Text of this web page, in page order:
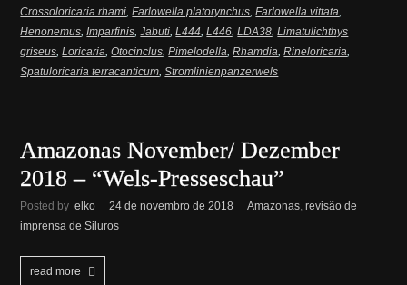
Crossoloricaria rhami,Farlowella platorynchus,Farlowella vittata,
Henonemus,Imparfinis,Jabuti,L444,L446,LDA38,Limatulichthys
griseus,Loricaria,Otocinclus,Pimelodella,Rhamdia,Rineloricaria,
Spatuloricaria terracanticum,Stromlinienpanzerwels
Amazonas November/ Dezember
2018 – “Wels-Presseschau”
Posted by elko 24 de novembro de 2018 Amazonas,revisão de
imprensa de Siluros
read more